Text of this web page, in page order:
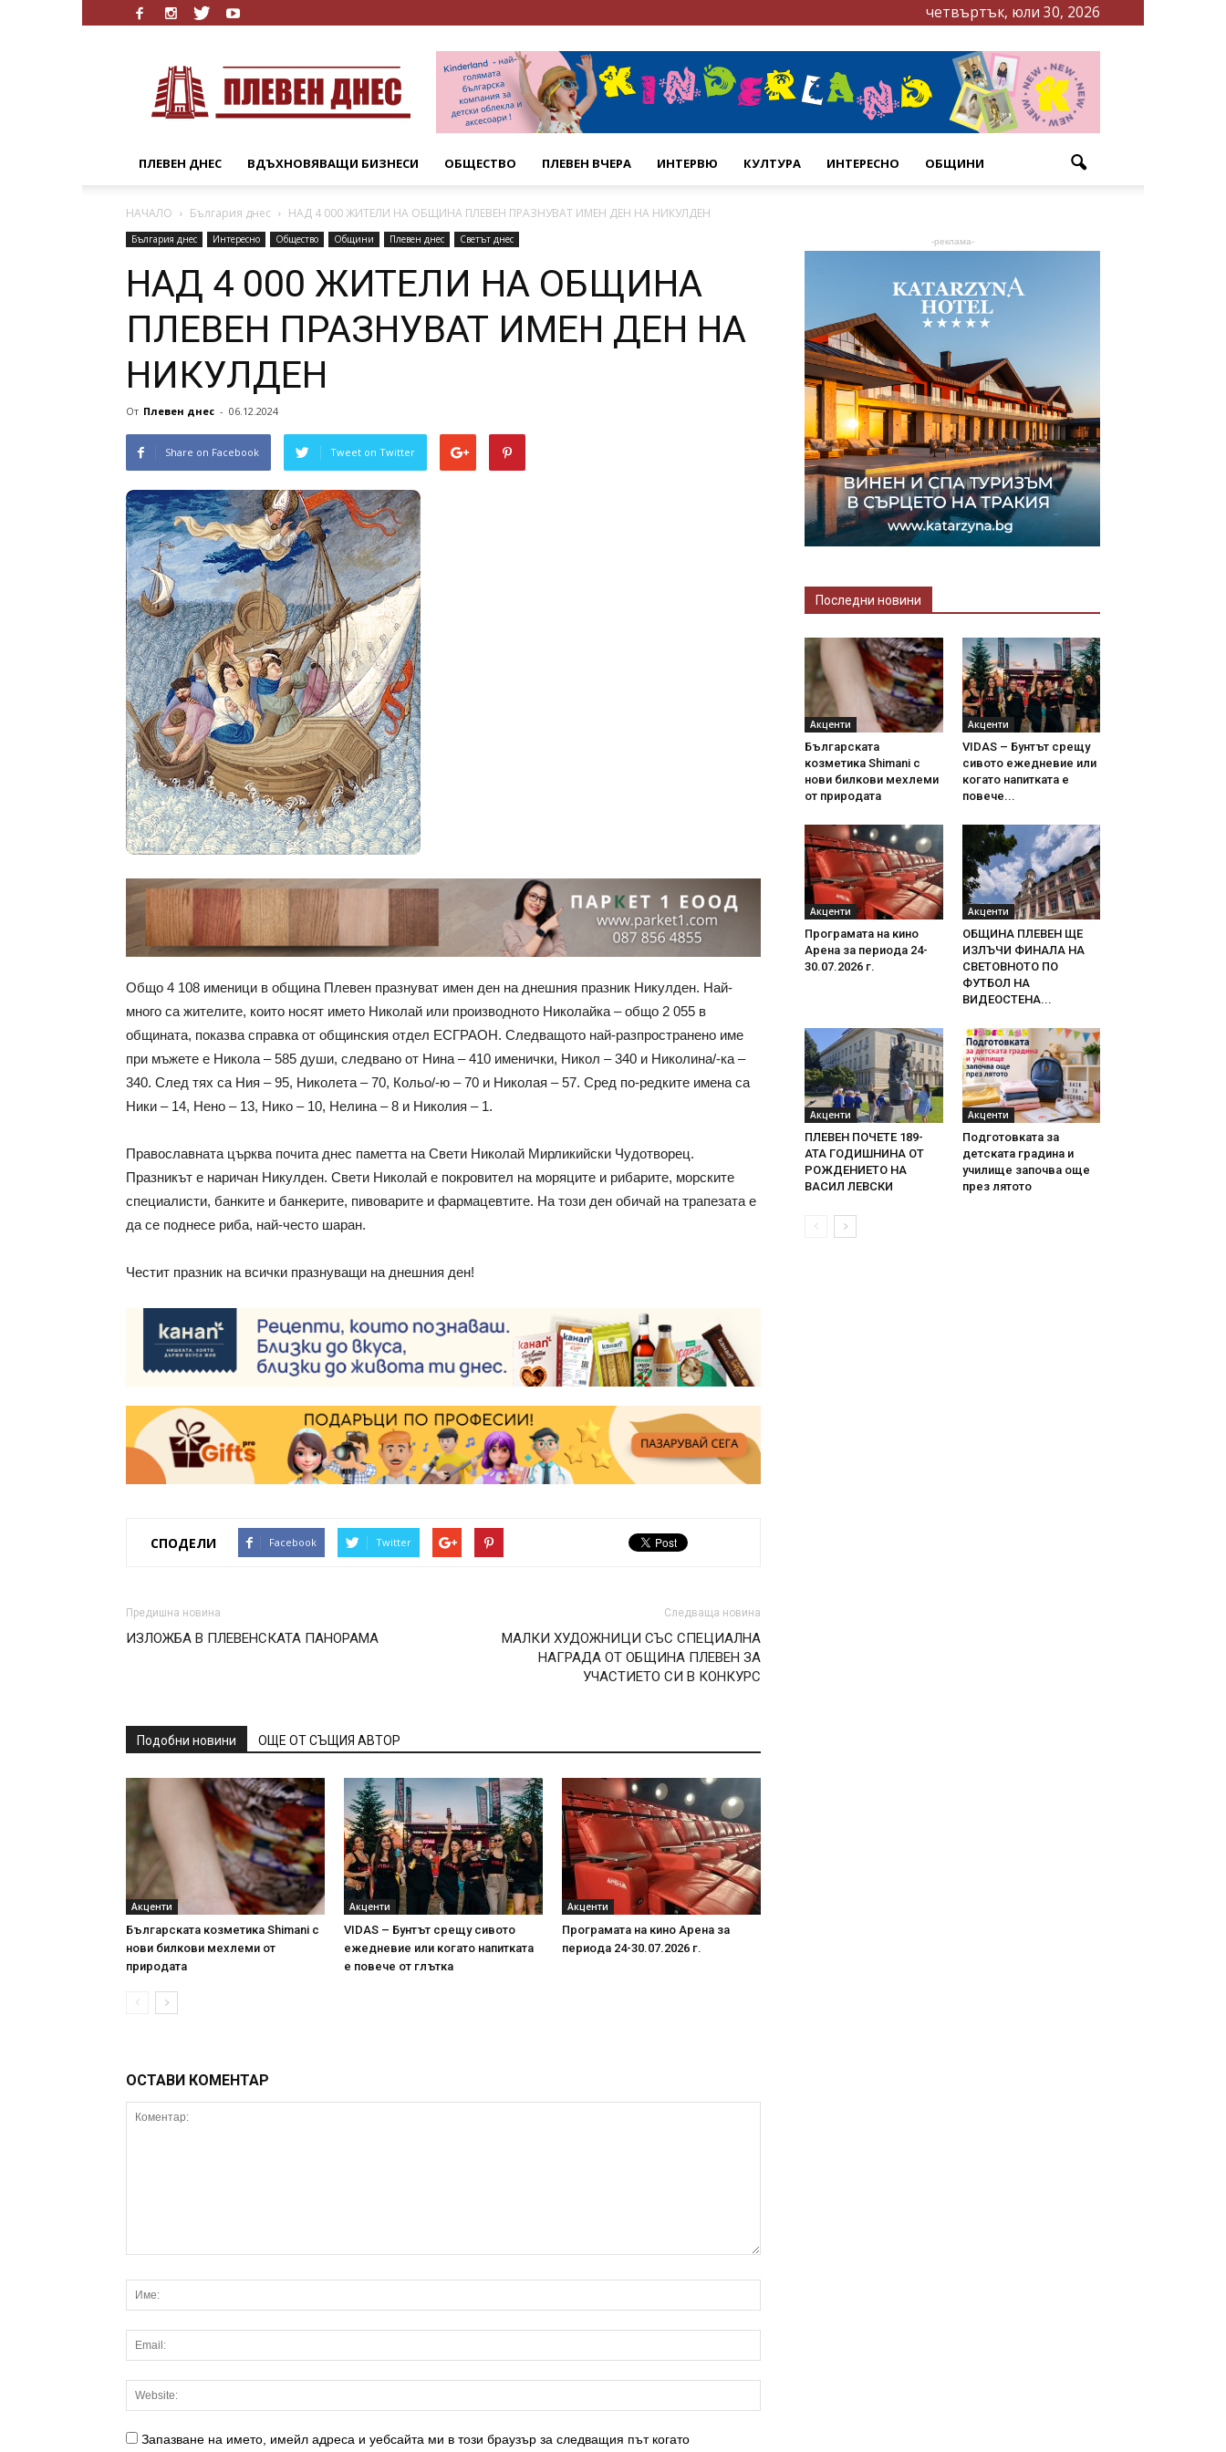
четвъртък, юли 30, 2026
Днес
ПЛЕВЕН ДНЕС ВДЪХНОВЯВАЩИ БИЗНЕСИ ОБЩЕСТВО ПЛЕВЕН ВЧЕРА ИНТЕРВЮ КУЛТУРА ИНТЕРЕСНО ОБЩИНИ
НАЧАЛО България днес НАД 4 000 ЖИТЕЛИ НА ОБЩИНА ПЛЕВЕН ПРАЗНУВАТ ИМЕН ДЕН НА НИКУЛДЕН
България днес Интересно Общество Общини Плевен днес Светът днес
НАД 4 000 ЖИТЕЛИ НА ОБЩИНА
ПЛЕВЕН ПРАЗНУВАТ ИМЕН ДЕН НА
НИКУЛДЕН
От Плевен днес - 06.12.2024
Share on Facebook Tweet on Twitter
Общо 4 108 именици в община Плевен празнуват имен ден на днешния празник Никулден. Най-
много са жителите, които носят името Николай или производното Николайка – общо 2 055 в
общината, показва справка от общинския отдел ЕСГРАОН. Следващото най-разпространено име
при мъжете е Никола – 585 души, следвано от Нина – 410 именички, Никол – 340 и Николина/-ка –
340. След тях са Ния – 95, Николета – 70, Кольо/-ю – 70 и Николая – 57. Сред по-редките имена са
Ники – 14, Нено – 13, Нико – 10, Нелина – 8 и Николия – 1.
Православната църква почита днес паметта на Свети Николай Мирликийски Чудотворец.
Празникът е наричан Никулден. Свети Николай е покровител на моряците и рибарите, морските
специалисти, банките и банкерите, пивоварите и фармацевтите. На този ден обичай на трапезата е
да се поднесе риба, най-често шаран.
Честит празник на всички празнуващи на днешния ден!
СПОДЕЛИ Facebook Twitter
Предишна новина
ИЗЛОЖБА В ПЛЕВЕНСКАТА ПАНОРАМА
Следваща новина
МАЛКИ ХУДОЖНИЦИ СЪС СПЕЦИАЛНА
НАГРАДА ОТ ОБЩИНА ПЛЕВЕН ЗА
УЧАСТИЕТО СИ В КОНКУРС
Подобни новини ОЩЕ ОТ СЪЩИЯ АВТОР
Акценти
Българската козметика Shimani с
нови билкови мехлеми от
природата
Акценти
VIDAS – Бунтът срещу сивото
ежедневие или когато напитката
е повече от глътка
Акценти
Програмата на кино Арена за
периода 24-30.07.2026 г.
ОСТАВИ КОМЕНТАР
Запазване на името, имейл адреса и уебсайта ми в този браузър за следващия път когато
-реклама-
Последни новини
Акценти
Българската
козметика Shimani с
нови билкови мехлеми
от природата
Акценти
VIDAS – Бунтът срещу
сивото ежедневие или
когато напитката е
повече...
Акценти
Програмата на кино
Арена за периода 24-
30.07.2026 г.
Акценти
ОБЩИНА ПЛЕВЕН ЩЕ
ИЗЛЪЧИ ФИНАЛА НА
СВЕТОВНОТО ПО
ФУТБОЛ НА
ВИДЕОСТЕНА...
Акценти
ПЛЕВЕН ПОЧЕТЕ 189-
АТА ГОДИШНИНА ОТ
РОЖДЕНИЕТО НА
ВАСИЛ ЛЕВСКИ
Акценти
Подготовката за
детската градина и
училище започва още
през лятото